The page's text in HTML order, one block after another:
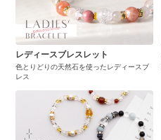
レディースブレスレット
色とりどりの天然石を使ったレディースブ
レス